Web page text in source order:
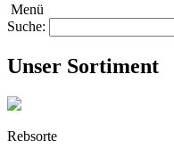
Menü
Suche:
Unser Sortiment
Rebsorte